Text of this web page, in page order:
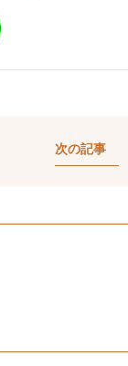
次の記事